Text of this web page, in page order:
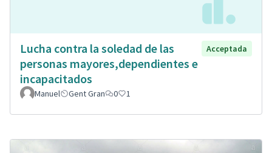
Lucha contra la soledad de las
personas mayores,dependientes e
incapacitados
Acceptada
Manuel Gent Gran 0 1